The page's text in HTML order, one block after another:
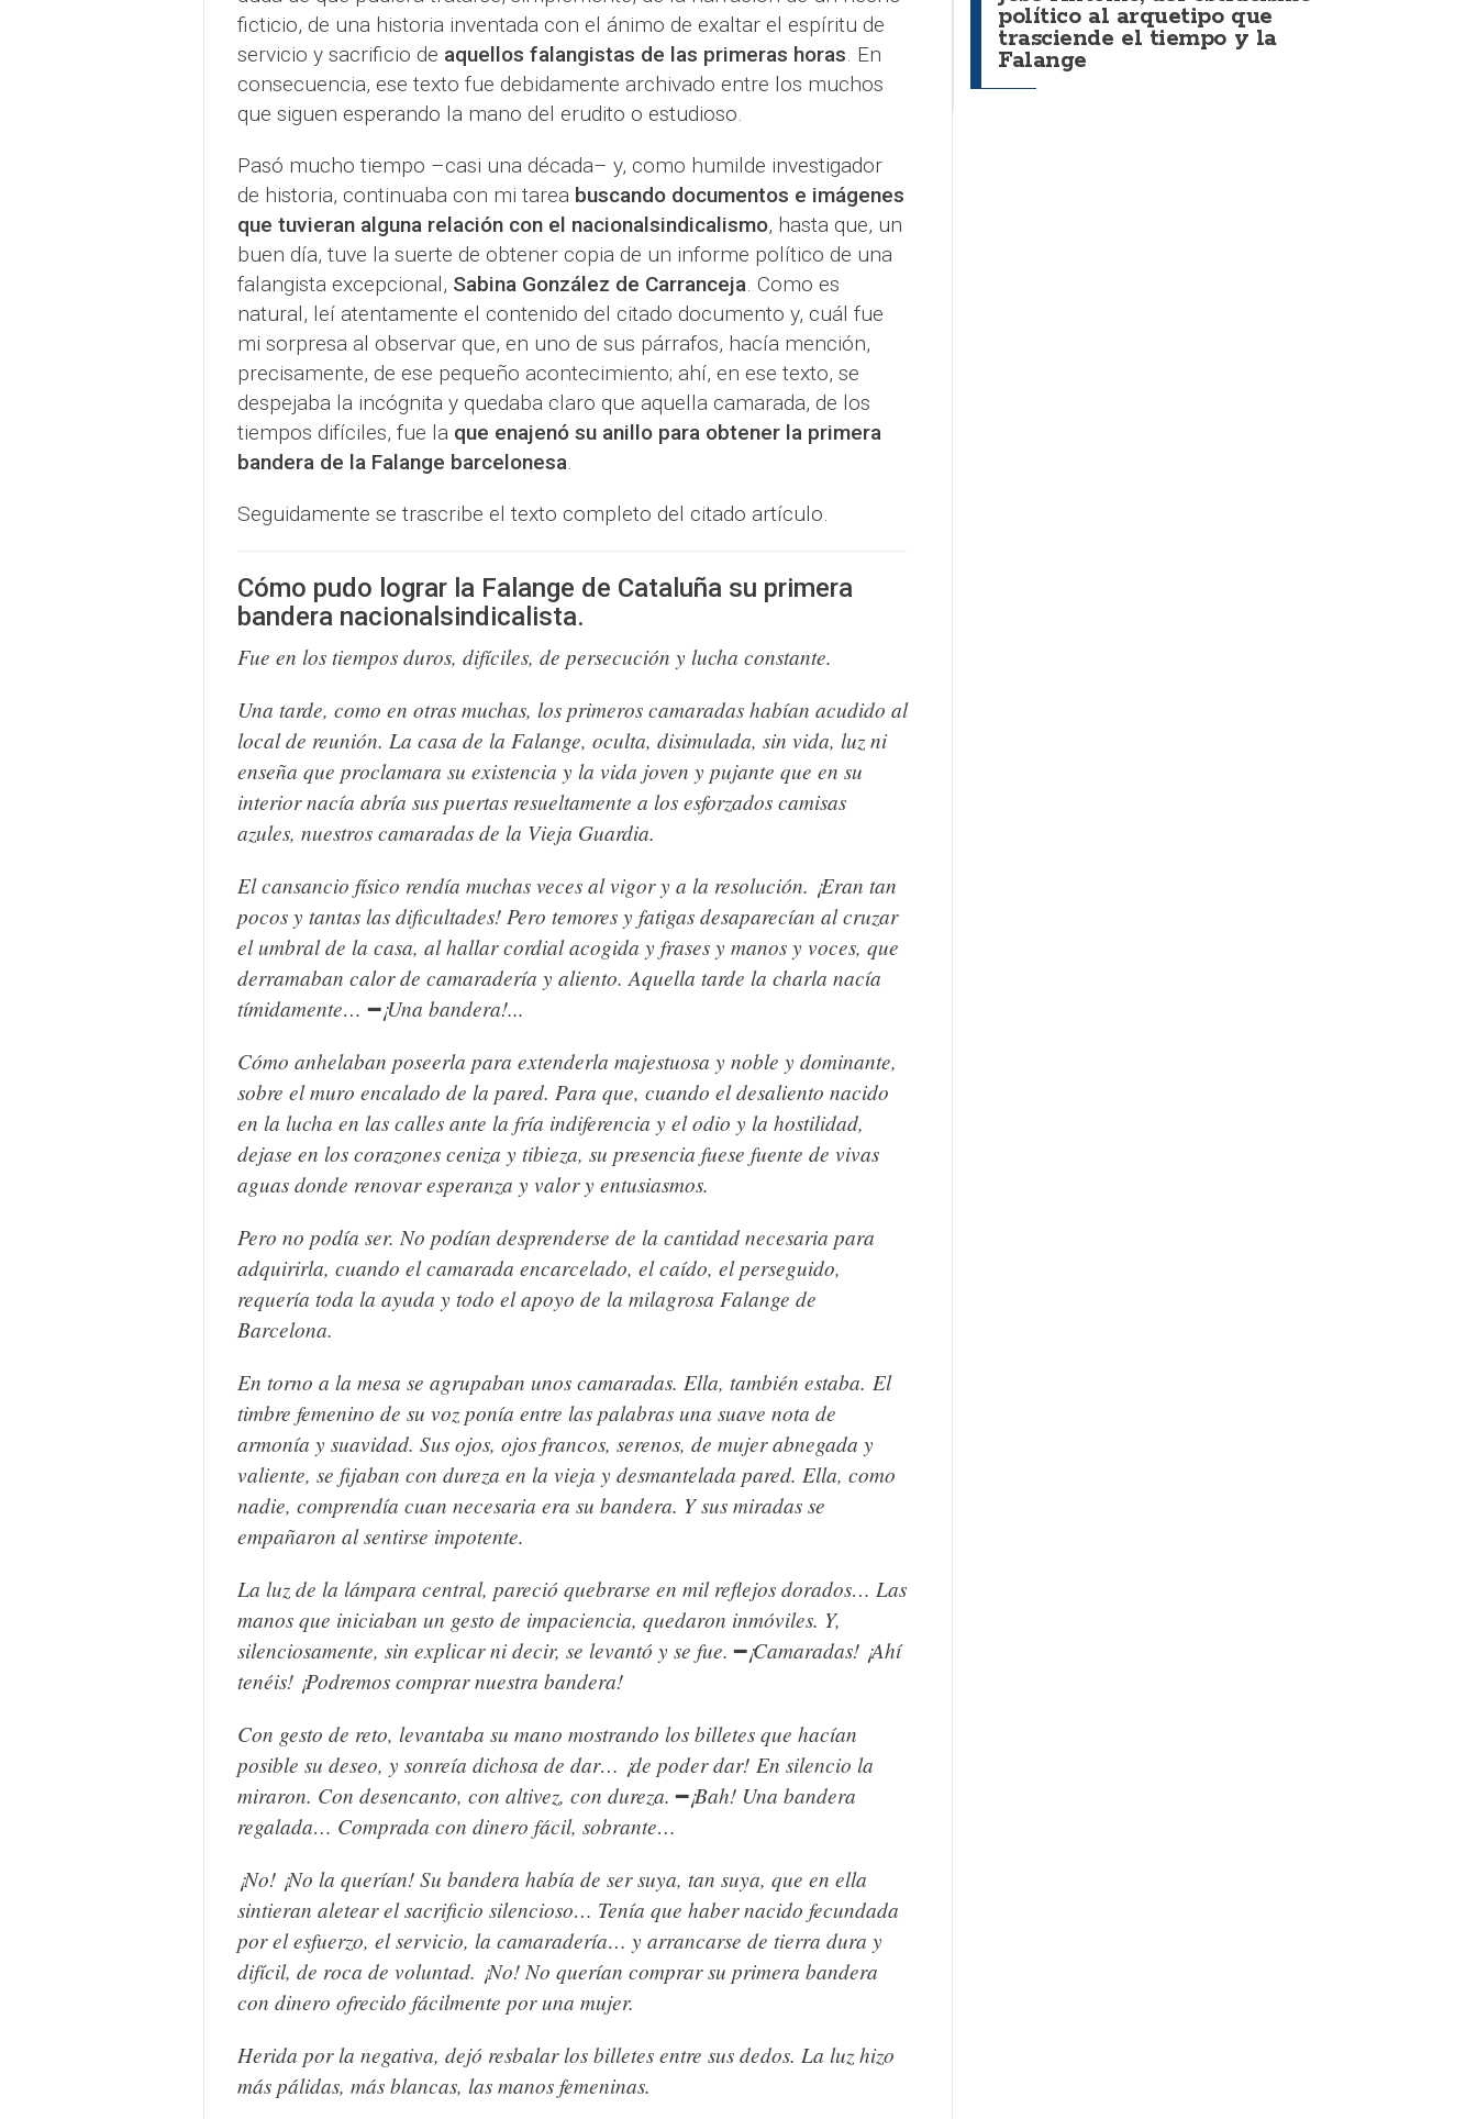
ficticio, de una historia inventada con el ánimo de exaltar el espíritu de
servicio y sacrificio de aquellos falangistas de las primeras horas. En
consecuencia, ese texto fue debidamente archivado entre los muchos
que siguen esperando la mano del erudito o estudioso.
Pasó mucho tiempo –casi una década– y, como humilde investigador
de historia, continuaba con mi tarea buscando documentos e imágenes
que tuvieran alguna relación con el nacionalsindicalismo, hasta que, un
buen día, tuve la suerte de obtener copia de un informe político de una
falangista excepcional, Sabina González de Carranceja. Como es
natural, leí atentamente el contenido del citado documento y, cuál fue
mi sorpresa al observar que, en uno de sus párrafos, hacía mención,
precisamente, de ese pequeño acontecimiento; ahí, en ese texto, se
despejaba la incógnita y quedaba claro que aquella camarada, de los
tiempos difíciles, fue la que enajenó su anillo para obtener la primera
bandera de la Falange barcelonesa.
Seguidamente se trascribe el texto completo del citado artículo.
Cómo pudo lograr la Falange de Cataluña su primera
bandera nacionalsindicalista.
Fue en los tiempos duros, difíciles, de persecución y lucha constante.
Una tarde, como en otras muchas, los primeros camaradas habían acudido al
local de reunión. La casa de la Falange, oculta, disimulada, sin vida, luz ni
enseña que proclamara su existencia y la vida joven y pujante que en su
interior nacía abría sus puertas resueltamente a los esforzados camisas
azules, nuestros camaradas de la Vieja Guardia.
El cansancio físico rendía muchas veces al vigor y a la resolución. ¡Eran tan
pocos y tantas las dificultades! Pero temores y fatigas desaparecían al cruzar
el umbral de la casa, al hallar cordial acogida y frases y manos y voces, que
derramaban calor de camaradería y aliento. Aquella tarde la charla nacía
tímidamente…━¡Una bandera!...
Cómo anhelaban poseerla para extenderla majestuosa y noble y dominante,
sobre el muro encalado de la pared. Para que, cuando el desaliento nacido
en la lucha en las calles ante la fría indiferencia y el odio y la hostilidad,
dejase en los corazones ceniza y tibieza, su presencia fuese fuente de vivas
aguas donde renovar esperanza y valor y entusiasmos.
Pero no podía ser. No podían desprenderse de la cantidad necesaria para
adquirirla, cuando el camarada encarcelado, el caído, el perseguido,
requería toda la ayuda y todo el apoyo de la milagrosa Falange de
Barcelona.
En torno a la mesa se agrupaban unos camaradas. Ella, también estaba. El
timbre femenino de su voz ponía entre las palabras una suave nota de
armonía y suavidad. Sus ojos, ojos francos, serenos, de mujer abnegada y
valiente, se fijaban con dureza en la vieja y desmantelada pared. Ella, como
nadie, comprendía cuan necesaria era su bandera. Y sus miradas se
empañaron al sentirse impotente.
La luz de la lámpara central, pareció quebrarse en mil reflejos dorados… Las
manos que iniciaban un gesto de impaciencia, quedaron inmóviles. Y,
silenciosamente, sin explicar ni decir, se levantó y se fue. ━¡Camaradas! ¡Ahí
tenéis! ¡Podremos comprar nuestra bandera!
Con gesto de reto, levantaba su mano mostrando los billetes que hacían
posible su deseo, y sonreía dichosa de dar… ¡de poder dar! En silencio la
miraron. Con desencanto, con altivez, con dureza. ━¡Bah! Una bandera
regalada… Comprada con dinero fácil, sobrante…
¡No! ¡No la querían! Su bandera había de ser suya, tan suya, que en ella
sintieran aletear el sacrificio silencioso… Tenía que haber nacido fecundada
por el esfuerzo, el servicio, la camaradería… y arrancarse de tierra dura y
difícil, de roca de voluntad. ¡No! No querían comprar su primera bandera
con dinero ofrecido fácilmente por una mujer.
Herida por la negativa, dejó resbalar los billetes entre sus dedos. La luz hizo
más pálidas, más blancas, las manos femeninas.
político al arquetipo que
trasciende el tiempo y la
Falange